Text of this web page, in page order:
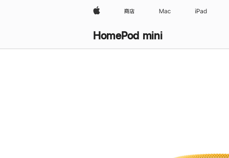
Apple 商店 Mac iPad
HomePod mini